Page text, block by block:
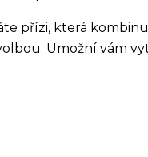
přízi, která
Umožní vám